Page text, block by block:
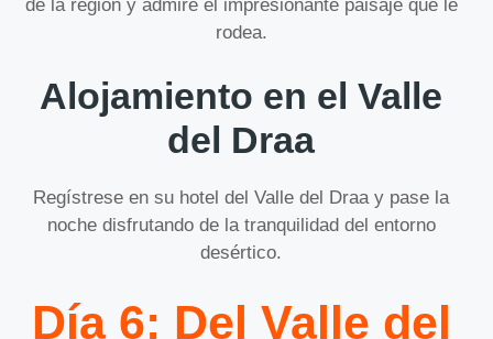
de la región y admire el impresionante paisaje que le
rodea.
Alojamiento en el Valle
del Draa
Regístrese en su hotel del Valle del Draa y pase la
noche disfrutando de la tranquilidad del entorno
desértico.
Día 6: Del Valle del